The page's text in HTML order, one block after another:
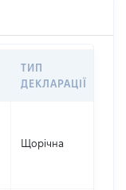
ТИП
ДЕКЛАРАЦІЇ
Щорічна